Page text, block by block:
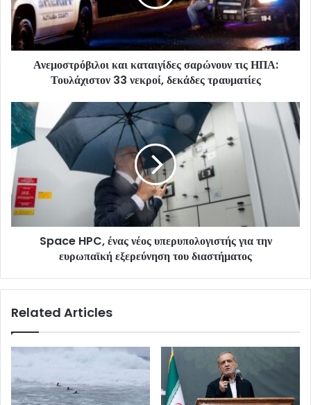
Ανεμοστρόβιλοι και καταιγίδες σαρώνουν τις ΗΠΑ:
Τουλάχιστον 33 νεκροί, δεκάδες τραυματίες
Space HPC, ένας νέος υπερυπολογιστής για την
ευρωπαϊκή εξερεύνηση του διαστήματος
Related Articles